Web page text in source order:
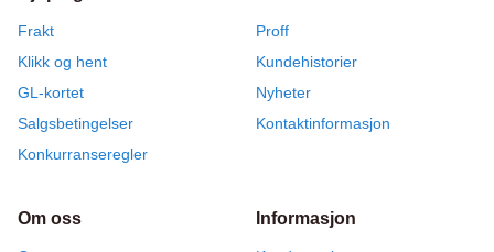
Vannbeholder 80 liter Installasjonspakke Whale Fleksibelt rør ½ for
Frakt
Klikk og hent
GL-kortet
Salgsbetingelser
Konkurranseregler
Proff
Kundehistorier
Nyheter
Kontaktinformasjon
Om oss Informasjon